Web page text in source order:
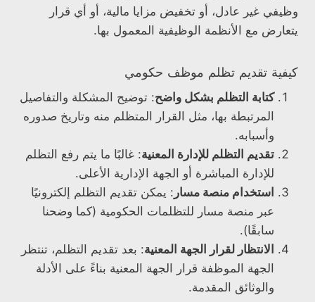
وظيفي غير عادل، أو تخفيض مزايا مالية، أو أي قرار
يتعارض مع الأنظمة الوظيفية المعمول بها.
كيفية تقديم تظلم موظف حكومي
كتابة التظلم بشكل واضح: توضيح المشكلة والتفاصيل
المرتبطة بها، مثل القرار المتظلم منه وتاريخ صدوره
وأسبابه.
تقديم التظلم للإدارة المعنية: غالبًا ما يتم رفع التظلم
للإدارة المباشرة أو الجهة الإدارية الأعلى.
استخدام منصة مسار : يمكن تقديم التظلم إلكترونيًا
عبر منصة مسار للتظلمات الحكومية (كما وضحنا
سابقًا).
الانتظار لقرار الجهة المعنية: بعد تقديم التظلم، تنتظر
الجهة الموظفة قرار الجهة المعنية بناءً على الأدلة
والوثائق المقدمة.